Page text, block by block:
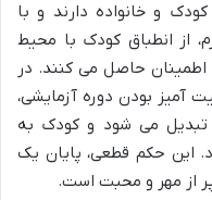
و خانواده دارند و با
از انطباق کودک با محیط
اطمینان حاصل می کنند. در
آمیز بودن دوره آزمایشی،
می شود و کودک به
این حکم قطعی، پایان یک
پر از مهر و محبت است.